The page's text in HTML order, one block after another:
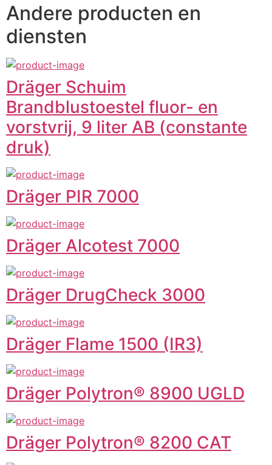
Andere producten en
diensten
Dräger Schuim
Brandblustoestel fluor- en
vorstvrij, 9 liter AB (constante
druk)
Dräger PIR 7000
Dräger Alcotest 7000
Dräger DrugCheck 3000
Dräger Flame 1500 (IR3)
Dräger Polytron® 8900 UGLD
Dräger Polytron® 8200 CAT